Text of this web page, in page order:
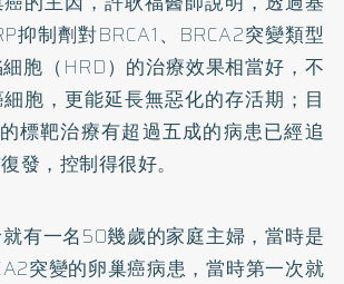
抑制劑對BRCA1、BRCA2突變類型
胞（HRD）的治療效果相當好，不
胞，更能延長無惡化的存活期；目
標靶治療有超過五成的病患已經追
發，控制得很好。
有一名50幾歲的家庭主婦，當時是
突變的卵巢癌病患，當時第一次就